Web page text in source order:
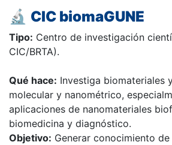
🔬 CIC biomaGUNE
Tipo: Centro de investigación
CIC/BRTA).
Qué hace: Investiga biomateriales
molecular y nanométrico,
aplicaciones de nanomateriales
biomedicina y diagnóstico.
Objetivo: Generar conocimiento